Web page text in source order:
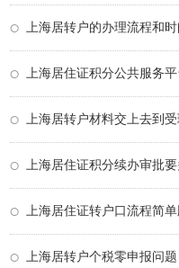
上海居转户的办理流程和
上海居住证转户口流程简
上海居转户个税零申报问